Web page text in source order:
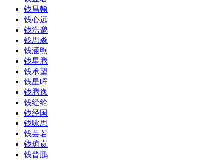
钱昌翰
钱心远
钱浩邈
钱思淼
钱涵煦
钱星腾
钱承望
钱星晖
钱腾逸
钱经纶
钱经国
钱咏思
钱芸若
钱琼岚
钱晋鹏